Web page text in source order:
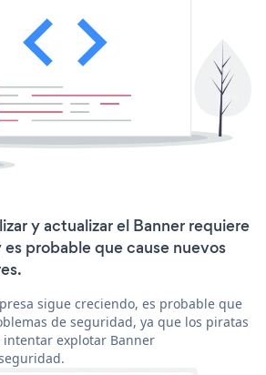
y actualizar el Banner requiere
probable que cause nuevos
sigue creciendo, es probable que
de seguridad, ya que los piratas
explotar Banner